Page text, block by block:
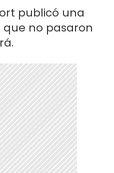
publicó una
no pasaron